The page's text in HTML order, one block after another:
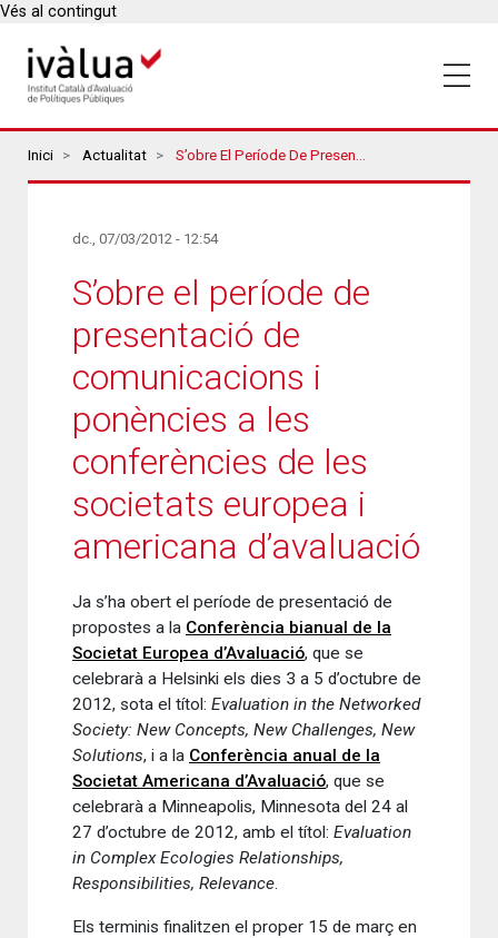
Vés al contingut
Breadcrumbs
Inici Actualitat S’obre El Període De Presentació De Comunicacions I Ponències A Les Conferències De Les Societats Europea I Americana D’avaluació
dc., 07/03/2012 - 12:54
S’obre el període de
presentació de
comunicacions i
ponències a les
conferències de les
societats europea i
americana d’avaluació
Ja s’ha obert el període de presentació de
propostes a la Conferència bianual de la
Societat Europea d’Avaluació, que se
celebrarà a Helsinki els dies 3 a 5 d’octubre de
2012, sota el títol: Evaluation in the Networked
Society: New Concepts, New Challenges, New
Solutions, i a la Conferència anual de la
Societat Americana d’Avaluació, que se
celebrarà a Minneapolis, Minnesota del 24 al
27 d’octubre de 2012, amb el títol: Evaluation
in Complex Ecologies Relationships,
Responsibilities, Relevance.
Els terminis finalitzen el proper 15 de març en